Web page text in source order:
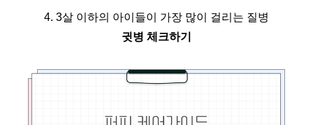
4. 3살 이하의 아이들이 가장 많이 걸리는 질병
귓병 체크하기